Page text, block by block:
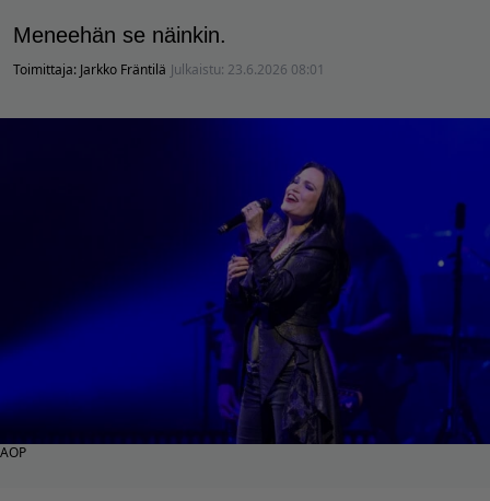
Meneehän se näinkin.
Toimittaja: Jarkko Fräntilä Julkaistu: 23.6.2026 08:01
AOP